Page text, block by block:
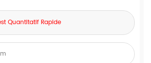
Quantitatif Rapide